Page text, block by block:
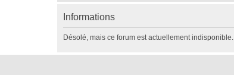
Informations
Désolé, mais ce forum est actuellement indisponible.